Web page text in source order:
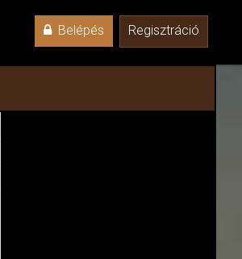
Belépés Regisztráció